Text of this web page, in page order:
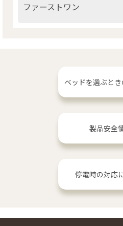
ファーストワン
ベッドを選ぶと
製品安全
停電時の対応